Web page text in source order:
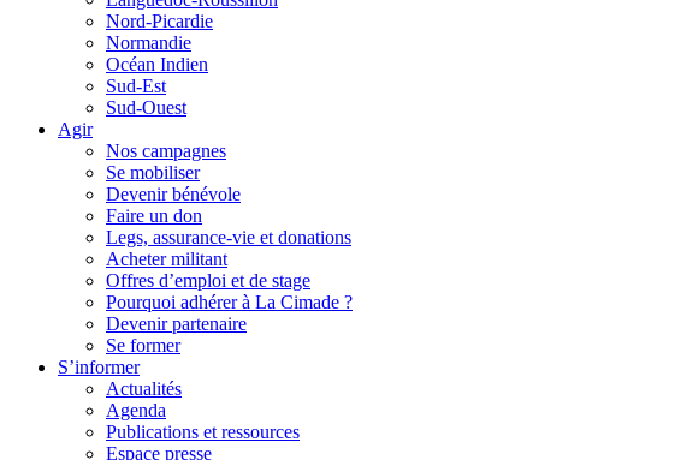
Nord-Picardie
Normandie
Océan Indien
Sud-Est
Sud-Ouest
Agir
Nos campagnes
Se mobiliser
Devenir bénévole
Faire un don
Legs, assurance-vie et donations
Acheter militant
Offres d’emploi et de stage
Pourquoi adhérer à La Cimade ?
Devenir partenaire
Se former
S’informer
Actualités
Agenda
Publications et ressources
Espace presse